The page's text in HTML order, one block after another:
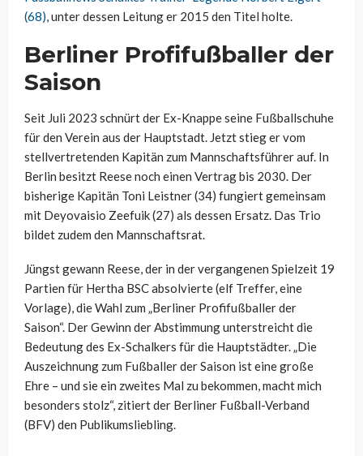
(68), unter dessen Leitung er 2015 den Titel holte.
Berliner Profifußballer der
Saison
Seit Juli 2023 schnürt der Ex-Knappe seine Fußballschuhe
für den Verein aus der Hauptstadt. Jetzt stieg er vom
stellvertretenden Kapitän zum Mannschaftsführer auf. In
Berlin besitzt Reese noch einen Vertrag bis 2030. Der
bisherige Kapitän Toni Leistner (34) fungiert gemeinsam
mit Deyovaisio Zeefuik (27) als dessen Ersatz. Das Trio
bildet zudem den Mannschaftsrat.
Jüngst gewann Reese, der in der vergangenen Spielzeit 19
Partien für Hertha BSC absolvierte (elf Treffer, eine
Vorlage), die Wahl zum „Berliner Profifußballer der
Saison“. Der Gewinn der Abstimmung unterstreicht die
Bedeutung des Ex-Schalkers für die Hauptstädter. „Die
Auszeichnung zum Fußballer der Saison ist eine große
Ehre – und sie ein zweites Mal zu bekommen, macht mich
besonders stolz“, zitiert der Berliner Fußball-Verband
(BFV) den Publikumsliebling.